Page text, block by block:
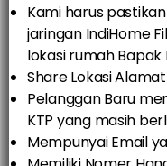
Kami harus
jaringan IndiHome
lokasi rumah Bapak
Share Lokasi
Pelanggan Baru
KTP yang masih
Mempunyai Email